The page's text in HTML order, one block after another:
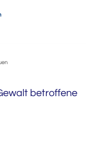
betroffene